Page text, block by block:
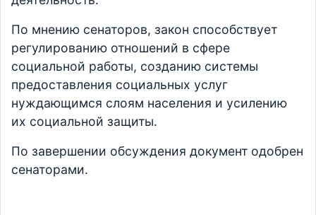
По мнению сенаторов, закон способствует
регулированию отношений в сфере
социальной работы, созданию системы
предоставления социальных услуг
нуждающимся слоям населения и усилению
их социальной защиты.
По завершении обсуждения документ одобрен
сенаторами.